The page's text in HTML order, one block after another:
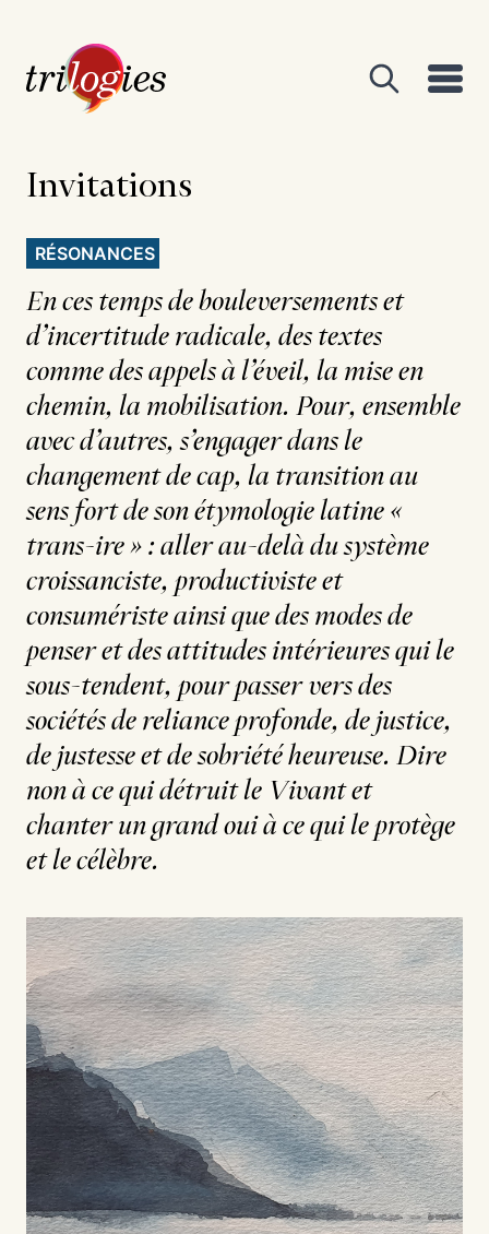
Invitations
RÉSONANCES
En ces temps de bouleversements et
d’incertitude radicale, des textes
comme des appels à l’éveil, la mise en
chemin, la mobilisation. Pour, ensemble
avec d’autres, s’engager dans le
changement de cap, la transition au
sens fort de son étymologie latine «
trans-ire » : aller au-delà du système
croissanciste, productiviste et
consumériste ainsi que des modes de
penser et des attitudes intérieures qui le
sous-tendent, pour passer vers des
sociétés de reliance profonde, de justice,
de justesse et de sobriété heureuse. Dire
non à ce qui détruit le Vivant et
chanter un grand oui à ce qui le protège
et le célèbre.